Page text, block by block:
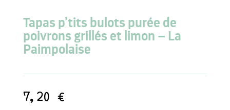
Tapas p’tits bulots purée de
poivrons grillés et limon – La
Paimpolaise
7,20 €